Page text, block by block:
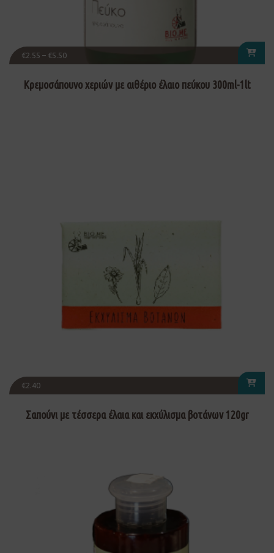
€2.55 – €5.50
Κρεμοσάπουνο χεριών με αιθέριο έλαιο πεύκου 300ml-1lt
€2.40
Σαπούνι με τέσσερα έλαια και εκχύλισμα βοτάνων 120gr